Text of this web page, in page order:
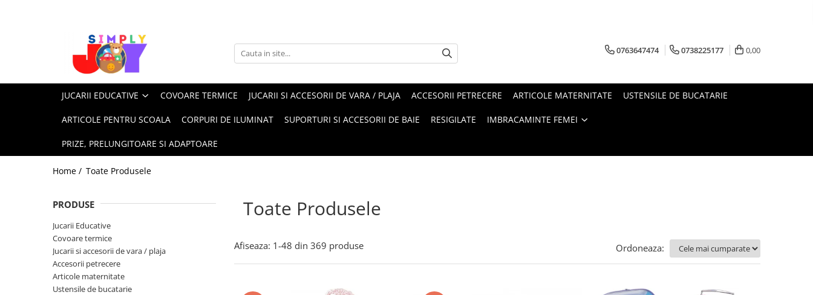
Jucarii bebelusi
Frumusete, bijuterii, accesorii
Stickere, Abtibilduri, Autocolante
Imbracaminte femei
Costume de baie
Lenjerie intima
Sosete dama
0763647474 0738225177 0,00
JUCARII EDUCATIVE COVOARE TERMICE JUCARII SI ACCESORII DE VARA / PLAJA ACCESORII PETRECERE ARTICOLE MATERNITATE USTENSILE DE BUCATARIE
ARTICOLE PENTRU SCOALA CORPURI DE ILUMINAT SUPORTURI SI ACCESORII DE BAIE RESIGILATE IMBRACAMINTE FEMEI
PRIZE, PRELUNGITOARE SI ADAPTOARE
Home / Toate Produsele
Toate Produsele
PRODUSE
Jucarii Educative
Covoare termice
Jucarii si accesorii de vara / plaja
Accesorii petrecere
Articole maternitate
Ustensile de bucatarie
Afiseaza: 1-48 din 369 produse Ordoneaza: